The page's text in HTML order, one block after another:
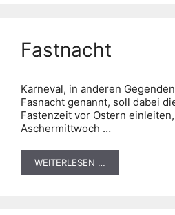
Fastnacht
Karneval, in anderen
Fasnacht genannt, soll dabei
Fastenzeit vor Ostern
Aschermittwoch …
WEITERLESEN …